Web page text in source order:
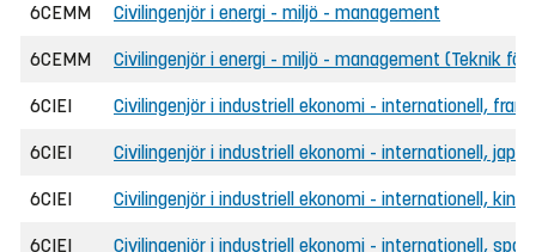
6CEMM Civilingenjör i energi - miljö - management
6CEMM Civilingenjör i energi - miljö - management (Teknik
6CIEI Civilingenjör i industriell ekonomi - internationell,
6CIEI Civilingenjör i industriell ekonomi - internationell,
6CIEI Civilingenjör i industriell ekonomi - internationell,
6CIEI Civilingenjör i industriell ekonomi - internationell,